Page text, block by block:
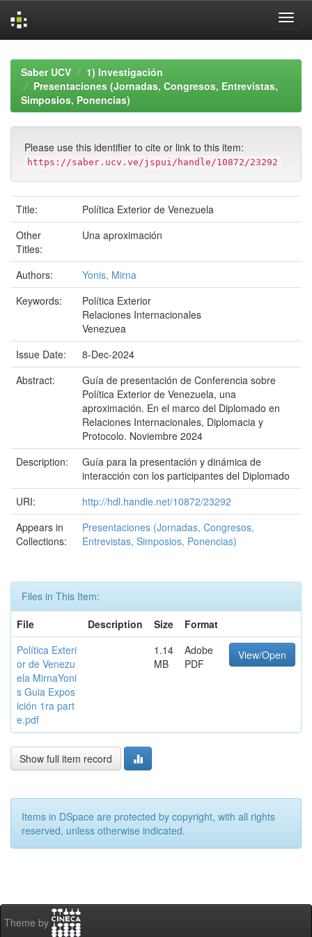
navigationSaber UCV
1) Investigación
Presentaciones (Jornadas, Congresos, Entrevistas,
Simposios, Ponencias)
Please use this identifier to cite or link to this item:
https://saber.ucv.ve/jspui/handle/10872/23292
Title:
Política Exterior de Venezuela
Other
Titles:
Una aproximación
Authors:
Yonis, Mirna
Keywords:
Política Exterior
Relaciones Internacionales
Venezuea
Issue Date:
8-Dec-2024
Abstract:
Guía de presentación de Conferencia sobre
Política Exterior de Venezuela, una
aproximación. En el marco del Diplomado en
Relaciones Internacionales, Diplomacia y
Protocolo. Noviembre 2024
Description:
Guía para la presentación y dinámica de
interacción con los participantes del Diplomado
URI:
http://hdl.handle.net/10872/23292
Appears in
Collections:
Presentaciones (Jornadas, Congresos,
Entrevistas, Simposios, Ponencias)
Files in This Item:
File
Description Size
Format
Política Exteri
or de Venezu
ela MirnaYoni
s Guia Expos
ición 1ra part
e.pdf
1.14
MB
Adobe
PDF
View/Open
Show full item record
Items in DSpace are protected by copyright, with all rights
reserved, unless otherwise indicated.
Theme by